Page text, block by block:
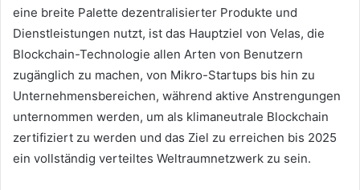
eine breite Palette dezentralisierter Produkte und
Dienstleistungen nutzt, ist das Hauptziel von Velas, die
Blockchain-Technologie allen Arten von Benutzern
zugänglich zu machen, von Mikro-Startups bis hin zu
Unternehmensbereichen, während aktive Anstrengungen
unternommen werden, um als klimaneutrale Blockchain
zertifiziert zu werden und das Ziel zu erreichen bis 2025
ein vollständig verteiltes Weltraumnetzwerk zu sein.